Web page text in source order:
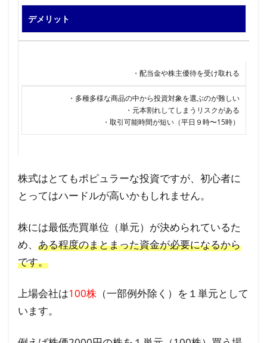
デメリット
・配当金や株主優待を受け取れる
・多種多様な商品の中から投資対象を選ぶのが難しい
・元本割れしてしまうリスクがある
・取引可能時間が短い（平日９時〜15時）
株式はとてもポピュラーな投資ですが、初心者に
とってはハードルが高いかもしれません。
株には最低売買単位（単元）が決められているた
め、 ある程度のまとまった資金が必要になるから
です。
上場会社は100株 （一部例外除く）を１単元として
います。